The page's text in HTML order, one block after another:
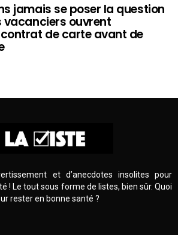
jamais se poser la question
vacanciers ouvrent
de carte avant de
et d’anecdotes insolites pour
! Le tout sous forme de listes, bien sûr. Quoi
rester en bonne santé ?